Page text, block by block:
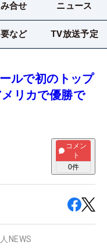
合せ ニュース
など TV放送予定
ルで初のトップ
リカで優勝で
コメン
ト
0件
NEWS